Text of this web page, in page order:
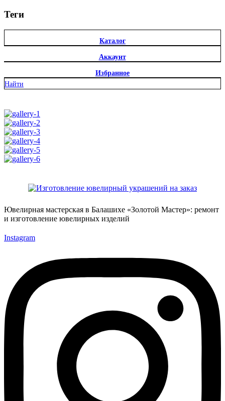
Теги
Каталог
Аккаунт
Избранное
Найти
Ювелирная мастерская в Балашихе «Золотой Мастер»: ремонт
и изготовление ювелирных изделий
Instagram